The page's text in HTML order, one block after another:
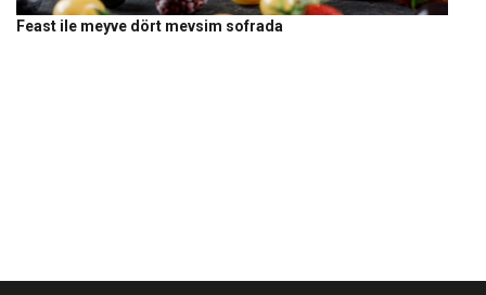
Feast ile meyve dört mevsim sofrada